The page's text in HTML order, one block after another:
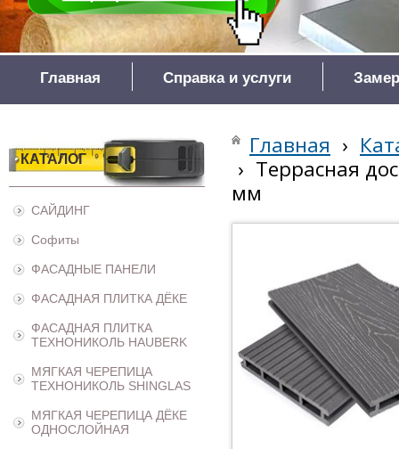
Главная Справка и услуги
КАТАЛОГ
САЙДИНГ
Софиты
ФАСАДНЫЕ ПАНЕЛИ
ФАСАДНАЯ ПЛИТКА ДЁКЕ
ФАСАДНАЯ ПЛИТКА
ТЕХНОНИКОЛЬ HAUBERK
МЯГКАЯ ЧЕРЕПИЦА
ТЕХНОНИКОЛЬ SHINGLAS
МЯГКАЯ ЧЕРЕПИЦА ДЁКЕ
ОДНОСЛОЙНАЯ
Главная ›
› Террасная
мм